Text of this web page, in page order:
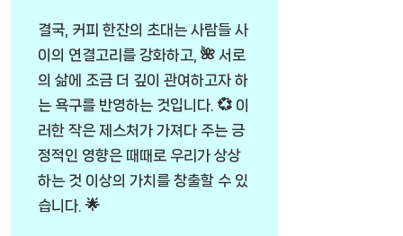
결국, 커피 한잔의 초대는 사람들 사
이의 연결고리를 강화하고, 🌺 서로
의 삶에 조금 더 깊이 관여하고자 하
는 욕구를 반영하는 것입니다. 💞 이
러한 작은 제스처가 가져다 주는 긍
정적인 영향은 때때로 우리가 상상
하는 것 이상의 가치를 창출할 수 있
습니다. 🌟